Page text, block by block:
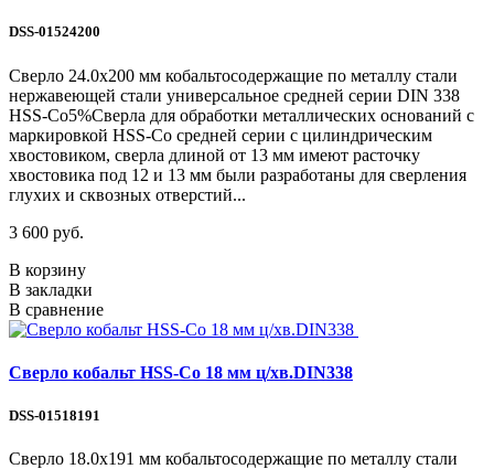
DSS-01524200
Сверло 24.0х200 мм кобальтосодержащие по металлу стали
нержавеющей стали универсальное средней серии DIN 338
HSS-Co5%Сверла для обработки металлических оснований с
маркировкой HSS-Co средней серии с цилиндрическим
хвостовиком, сверла длиной от 13 мм имеют расточку
хвостовика под 12 и 13 мм были разработаны для сверления
глухих и сквозных отверстий...
3 600 руб.
В корзину
В закладки
В сравнение
Сверло кобальт HSS-Со 18 мм ц/хв.DIN338
DSS-01518191
Сверло 18.0х191 мм кобальтосодержащие по металлу стали